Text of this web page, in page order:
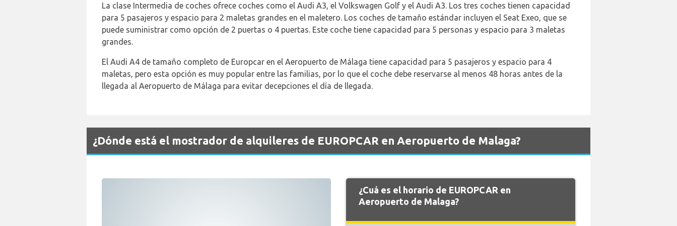
La clase Intermedia de coches ofrece coches como el Audi A3, el Volkswagen Golf y el Audi A3. Los tres coches tienen capacidad
para 5 pasajeros y espacio para 2 maletas grandes en el maletero. Los coches de tamaño estándar incluyen el Seat Exeo, que se
puede suministrar como opción de 2 puertas o 4 puertas. Este coche tiene capacidad para 5 personas y espacio para 3 maletas
grandes.
El Audi A4 de tamaño completo de Europcar en el Aeropuerto de Málaga tiene capacidad para 5 pasajeros y espacio para 4
maletas, pero esta opción es muy popular entre las familias, por lo que el coche debe reservarse al menos 48 horas antes de la
llegada al Aeropuerto de Málaga para evitar decepciones el día de llegada.
¿Dónde está el mostrador de alquileres de EUROPCAR en Aeropuerto de Malaga?
¿Cuá es el horario de EUROPCAR en
Aeropuerto de Malaga?